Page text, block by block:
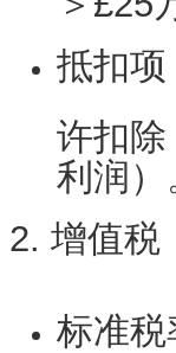
抵扣项
许扣除
利润）
2. 增值税
标准税